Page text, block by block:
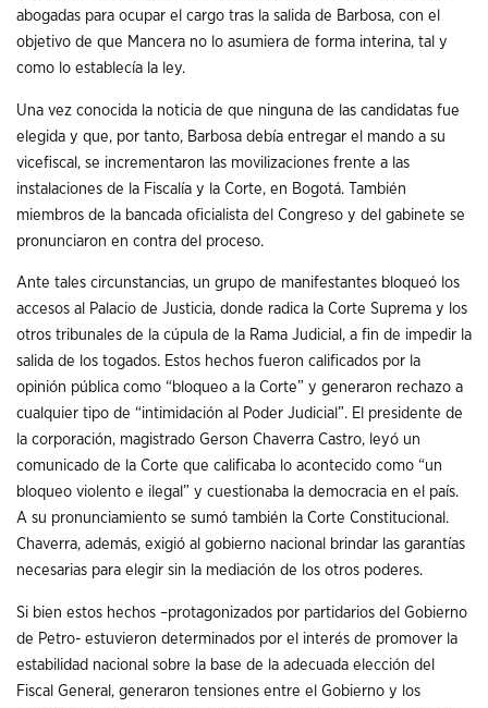
abogadas para ocupar el cargo tras la salida de Barbosa, con el
objetivo de que Mancera no lo asumiera de forma interina, tal y
como lo establecía la ley.
Una vez conocida la noticia de que ninguna de las candidatas fue
elegida y que, por tanto, Barbosa debía entregar el mando a su
vicefiscal, se incrementaron las movilizaciones frente a las
instalaciones de la Fiscalía y la Corte, en Bogotá. También
miembros de la bancada oficialista del Congreso y del gabinete se
pronunciaron en contra del proceso.
Ante tales circunstancias, un grupo de manifestantes bloqueó los
accesos al Palacio de Justicia, donde radica la Corte Suprema y los
otros tribunales de la cúpula de la Rama Judicial, a fin de impedir la
salida de los togados. Estos hechos fueron calificados por la
opinión pública como “bloqueo a la Corte” y generaron rechazo a
cualquier tipo de “intimidación al Poder Judicial”. El presidente de
la corporación, magistrado Gerson Chaverra Castro, leyó un
comunicado de la Corte que calificaba lo acontecido como “un
bloqueo violento e ilegal” y cuestionaba la democracia en el país.
A su pronunciamiento se sumó también la Corte Constitucional.
Chaverra, además, exigió al gobierno nacional brindar las garantías
necesarias para elegir sin la mediación de los otros poderes.
Si bien estos hechos –protagonizados por partidarios del Gobierno
de Petro- estuvieron determinados por el interés de promover la
estabilidad nacional sobre la base de la adecuada elección del
Fiscal General, generaron tensiones entre el Gobierno y los